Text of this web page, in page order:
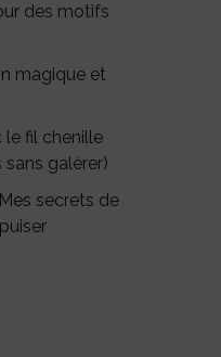
des motifs
magique et
le fil chenille
galérer)
secrets de